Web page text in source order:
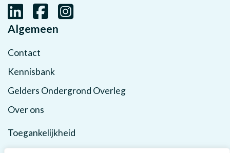
Algemeen
Contact
Kennisbank
Gelders Ondergrond Overleg
Over ons
Toegankelijkheid